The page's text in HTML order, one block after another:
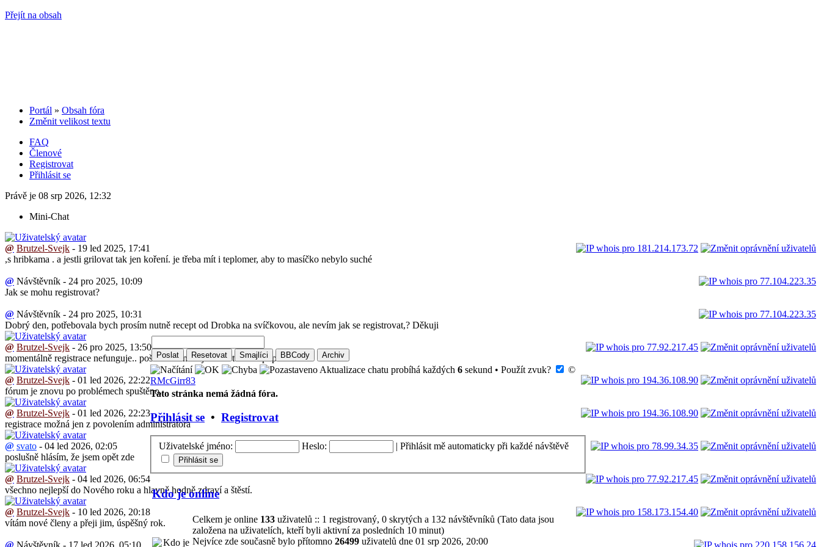
Přejít na obsah
Portál » Obsah fóra
Změnit velikost textu
FAQ
Členové
Registrovat
Přihlásit se
Právě je 08 srp 2026, 12:32
Mini-Chat
@ Brutzel-Svejk - 19 led 2025, 17:41
,s hribkama . a jestli grilovat tak jen koření. je třeba mít i teplomer, aby to masíčko nebylo suché
@ Návštěvník - 24 pro 2025, 10:09
Jak se mohu registrovat?
@ Návštěvník - 24 pro 2025, 10:31
Dobrý den, potřebovala bych prosím nutně recept od Drobka na svíčkovou, ale nevím jak se registrovat,? Děkuji
@ Brutzel-Svejk - 26 pro 2025, 13:50
momentálně registrace nefunguje.. pošlete mě mail ja Vám ten recept pošlu.
@ Brutzel-Svejk - 01 led 2026, 22:22
fórum je znovu po problémech spuštěno.
@ Brutzel-Svejk - 01 led 2026, 22:23
registrace možná jen z povolením administratora
@ svato - 04 led 2026, 02:05
poslušně hlásím, že jsem opět zde
@ Brutzel-Svejk - 04 led 2026, 06:54
všechno nejlepší do Nového roku a hlavně hodně zdraví a štěstí.
@ Brutzel-Svejk - 10 led 2026, 20:18
vítám nové členy a přeji jim, úspěšný rok.
@ Návštěvník - 17 led 2026, 05:10
Aktualizace chatu probíhá každých 6 sekund • Použít zvuk?
©
RMcGirr83
Tato stránka nemá žádná fóra.
Přihlásit se • Registrovat
Uživatelské jméno: Heslo: | Přihlásit mě automaticky při každé návštěvě
Kdo je online
Celkem je online 133 uživatelů :: 1 registrovaný, 0 skrytých a 132 návštěvníků (Tato data jsou
založena na uživatelích, kteří byli aktivní za posledních 10 minut)
Nejvíce zde současně bylo přítomno 26499 uživatelů dne 01 srp 2026, 20:00